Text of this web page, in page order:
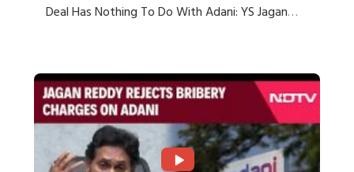
Deal Has Nothing To Do With Adani: YS Jagan